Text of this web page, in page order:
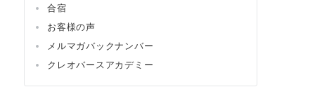
合宿
お客様の声
メルマガバックナンバー
クレオバースアカデミー